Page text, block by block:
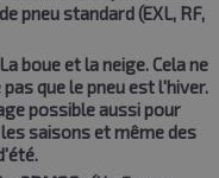
pneu standard (EXL, RF,
boue et la neige. Cela ne
que le pneu est l'hiver.
possible aussi pour
saisons et même des